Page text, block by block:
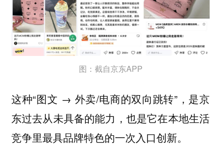
图：截自京东APP
这种“图文 → 外卖/电商的双向跳转”，是京
东过去从未具备的能力，也是它在本地生活
竞争里最具品牌特色的一次入口创新。